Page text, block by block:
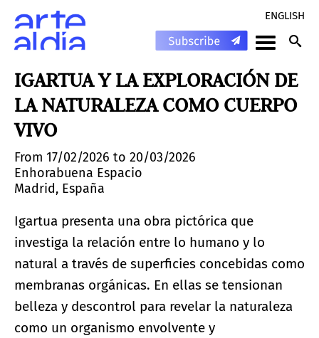
ENGLISH
IGARTUA Y LA EXPLORACIÓN DE
LA NATURALEZA COMO CUERPO
VIVO
From 17/02/2026 to 20/03/2026
Enhorabuena Espacio
Madrid, España
Igartua presenta una obra pictórica que
investiga la relación entre lo humano y lo
natural a través de superficies concebidas como
membranas orgánicas. En ellas se tensionan
belleza y descontrol para revelar la naturaleza
como un organismo envolvente y